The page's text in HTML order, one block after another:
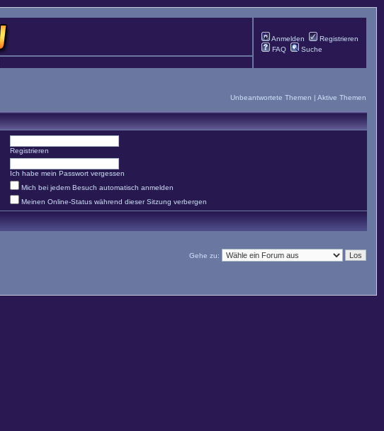
Anmelden
Registrieren
FAQ
Suche
Unbeantwortete Themen | Aktive Themen
Registrieren
Ich habe mein Passwort vergessen
Mich bei jedem Besuch automatisch anmelden
Meinen Online-Status während dieser Sitzung verbergen
Gehe zu: